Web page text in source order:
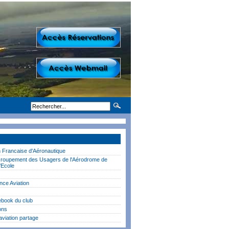
Francaise d'Aéronautique
des Usagers de l'Aérodrome de
Aviation
du club
partage